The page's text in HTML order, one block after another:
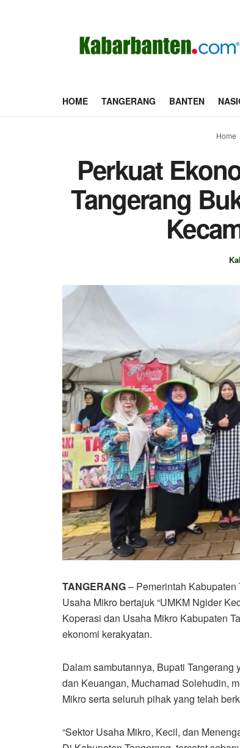
HOME TANGERANG BANTEN
Home
Perkuat
Tangerang
TANGERANG– Pemerintah
Usaha Mikro bertajuk “UMKM Ngider
Koperasi dan Usaha Mikro Kabupaten
ekonomi kerakyatan.
Dalam sambutannya, Bupati
dan Keuangan, Muchamad Solehudin,
Mikro serta seluruh pihak yang telah
“Sektor Usaha Mikro, Kecil, dan